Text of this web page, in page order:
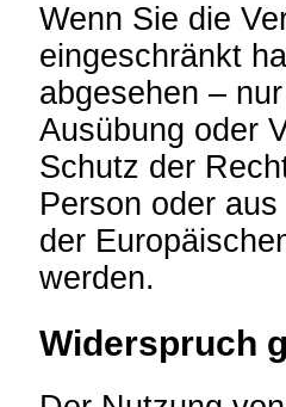
Wenn Sie die
eingeschränkt
abgesehen –
Ausübung oder
Schutz der
Person oder
der
werden.
Widerspruch